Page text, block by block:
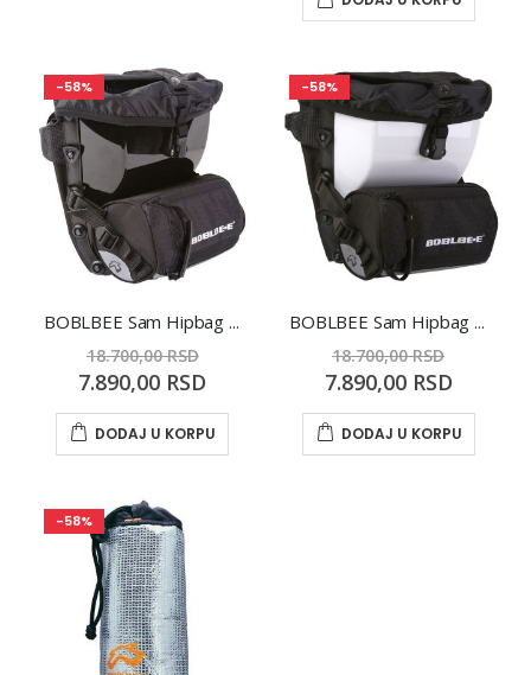
-58%
BOBLBEE Sam Hipbag CRNA
18.700,00 RSD
Special
Price
7.890,00 RSD
DODAJ U KORPU
-58%
BOBLBEE Sam Hipbag BELA
18.700,00 RSD
Special
Price
7.890,00 RSD
DODAJ U KORPU
-58%